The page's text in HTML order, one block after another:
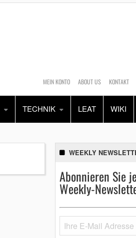
MEIN KONTO ABOUT US KONTAKT
TECHNIK LEAT WIKI
Alles Shop
WEEKLY
Abonnieren Sie
Weekly-